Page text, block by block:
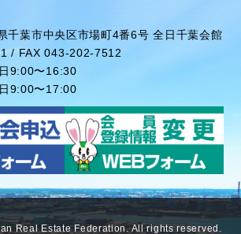
千葉市中央区市場町4番6号 全日千葉会館
/ FAX 043-202-7512
9:00〜16:30
9:00〜17:00
Real Estate Federation. All rights reserved.